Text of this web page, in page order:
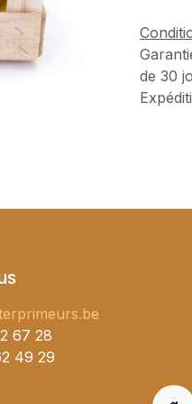
de 30
67 28
49 29